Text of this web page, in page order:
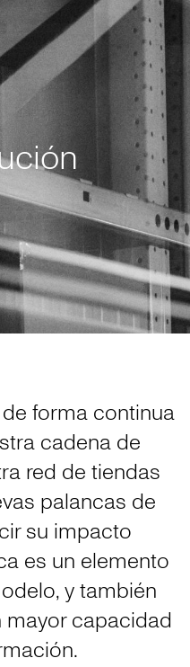
forma continua
cadena de
red de tiendas
palancas de
su impacto
es un elemento
y también
mayor capacidad